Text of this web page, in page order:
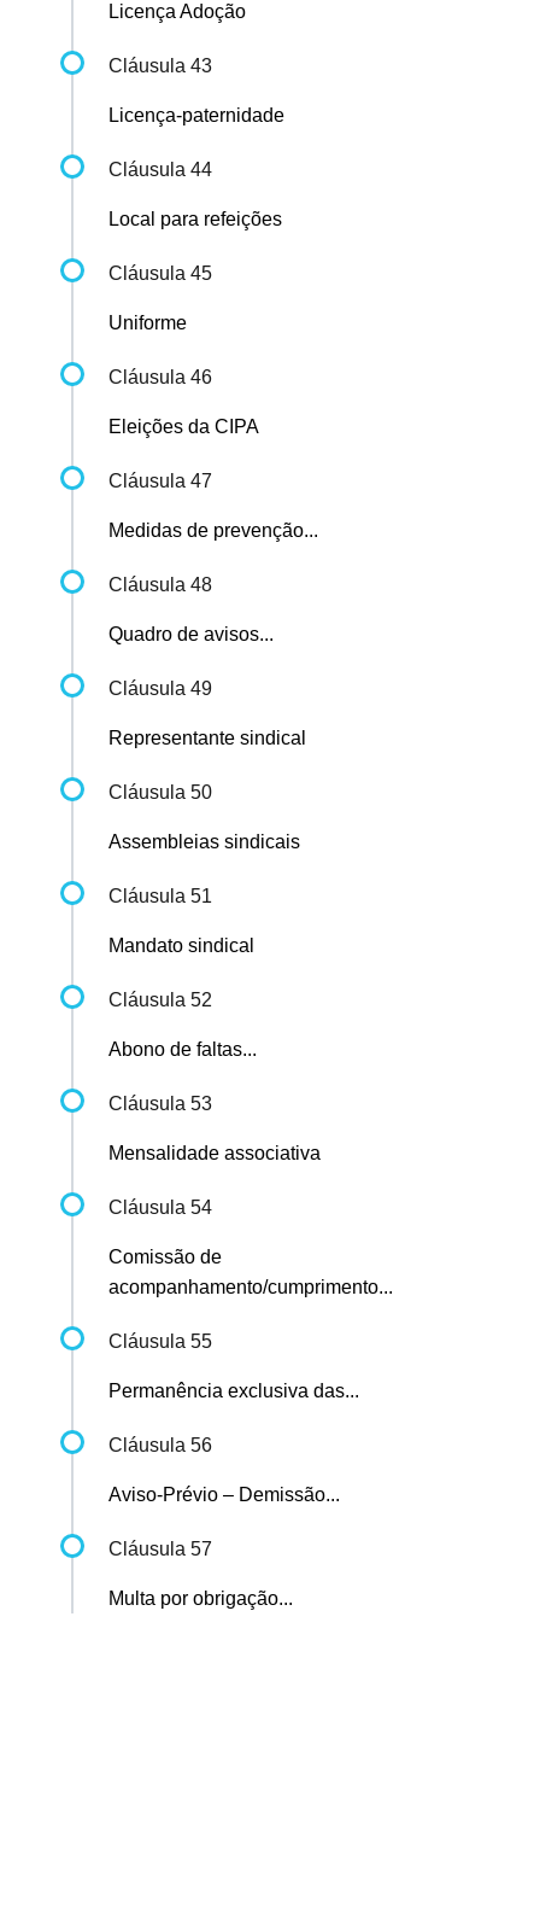
Licença Adoção
Cláusula 43
Licença-paternidade
Cláusula 44
Local para refeições
Cláusula 45
Uniforme
Cláusula 46
Eleições da CIPA
Cláusula 47
Medidas de prevenção...
Cláusula 48
Quadro de avisos...
Cláusula 49
Representante sindical
Cláusula 50
Assembleias sindicais
Cláusula 51
Mandato sindical
Cláusula 52
Abono de faltas...
Cláusula 53
Mensalidade associativa
Cláusula 54
Comissão de
acompanhamento/cumprimento...
Cláusula 55
Permanência exclusiva das...
Cláusula 56
Aviso-Prévio – Demissão...
Cláusula 57
Multa por obrigação...